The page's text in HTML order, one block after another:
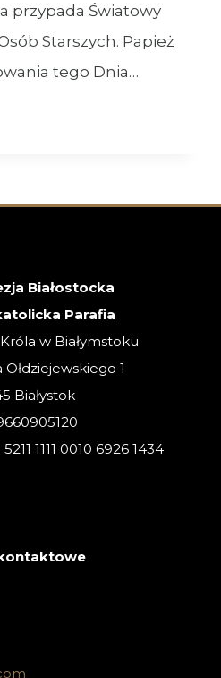
przypada Światowy
Starszych. Papież
tego Dnia…
Białostocka
Parafia
w Białymstoku
Ołdziejewskiego 1
Białystok
1111 0010 6926 1434